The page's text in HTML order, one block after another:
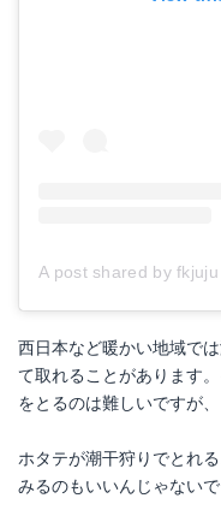
A post shared by
西日本など暖かい地域で
て取れることがあります
をとるのは難しいですが
ホタテが潮干狩りでとれ
みるのもいいんじゃないで